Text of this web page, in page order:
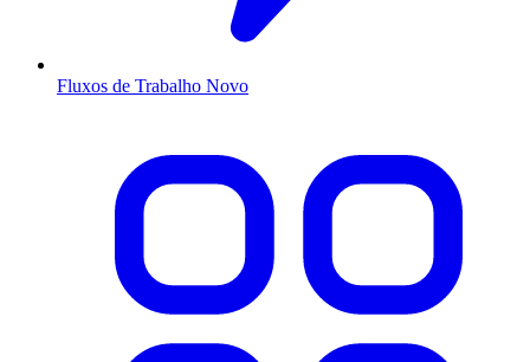
Fluxos de Trabalho Novo